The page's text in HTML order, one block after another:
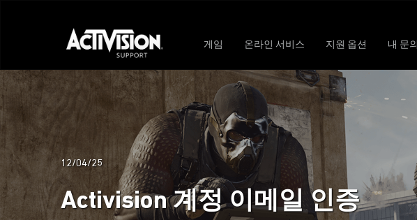
게임 온라인 서비스 지원 옵션 내 문의
12/04/25
Activision 계정 이메일 인증